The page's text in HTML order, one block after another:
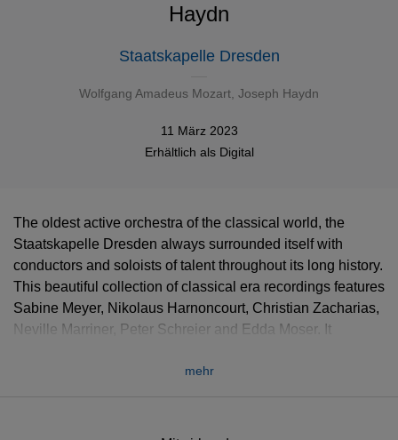
Haydn
Staatskapelle Dresden
Wolfgang Amadeus Mozart Joseph Haydn
11 März 2023
Erhältlich als Digital
The oldest active orchestra of the classical world, the
Staatskapelle Dresden always surrounded itself with
conductors and soloists of talent throughout its long history.
This beautiful collection of classical era recordings features
Sabine Meyer, Nikolaus Harnoncourt, Christian Zacharias,
Neville Marriner, Peter Schreier and Edda Moser. It
orchestral pieces such as serenades conducted by
mehr